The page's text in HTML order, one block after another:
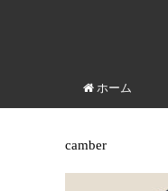
ホーム
camber